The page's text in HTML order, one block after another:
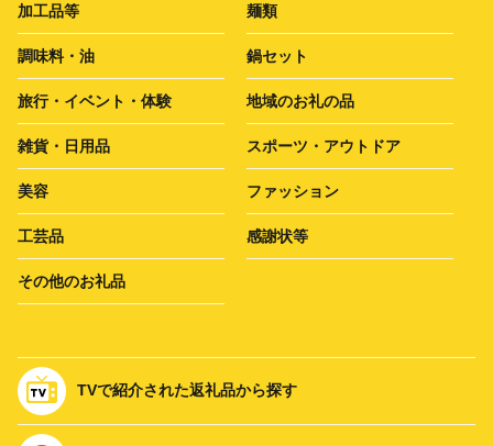
加工品等 麺類
調味料・油 鍋セット
旅行・イベント・体験 地域のお礼の品
雑貨・日用品 スポーツ・アウトドア
美容 ファッション
工芸品 感謝状等
その他のお礼品
TVで紹介された返礼品から探す